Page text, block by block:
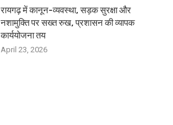
रायगढ़ में कानून-व्यवस्था, सड़क सुरक्षा और
नशामुक्ति पर सख्त रुख, प्रशासन की व्यापक
कार्ययोजना तय
April 23, 2026